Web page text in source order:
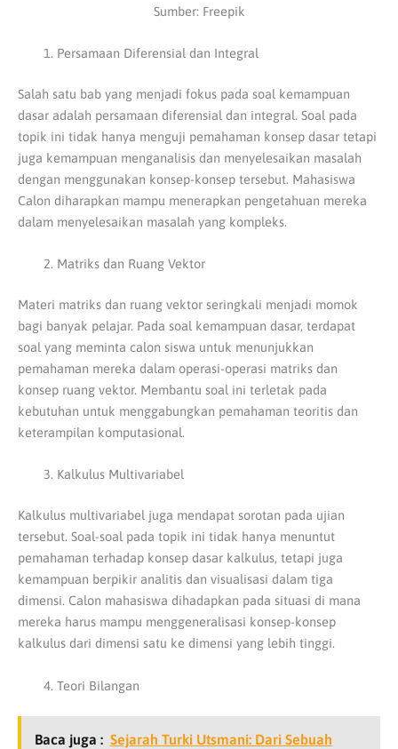
Sumber: Freepik
Persamaan Diferensial dan Integral
Salah satu bab yang menjadi fokus pada soal kemampuan
dasar adalah persamaan diferensial dan integral. Soal pada
topik ini tidak hanya menguji pemahaman konsep dasar tetapi
juga kemampuan menganalisis dan menyelesaikan masalah
dengan menggunakan konsep-konsep tersebut. Mahasiswa
Calon diharapkan mampu menerapkan pengetahuan mereka
dalam menyelesaikan masalah yang kompleks.
Matriks dan Ruang Vektor
Materi matriks dan ruang vektor seringkali menjadi momok
bagi banyak pelajar. Pada soal kemampuan dasar, terdapat
soal yang meminta calon siswa untuk menunjukkan
pemahaman mereka dalam operasi-operasi matriks dan
konsep ruang vektor. Membantu soal ini terletak pada
kebutuhan untuk menggabungkan pemahaman teoritis dan
keterampilan komputasional.
Kalkulus Multivariabel
Kalkulus multivariabel juga mendapat sorotan pada ujian
tersebut. Soal-soal pada topik ini tidak hanya menuntut
pemahaman terhadap konsep dasar kalkulus, tetapi juga
kemampuan berpikir analitis dan visualisasi dalam tiga
dimensi. Calon mahasiswa dihadapkan pada situasi di mana
mereka harus mampu menggeneralisasi konsep-konsep
kalkulus dari dimensi satu ke dimensi yang lebih tinggi.
Teori Bilangan
Baca juga : Sejarah Turki Utsmani: Dari Sebuah